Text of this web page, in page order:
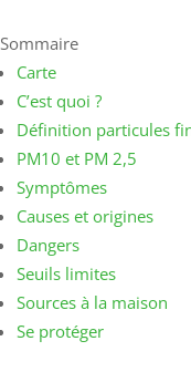
Sommaire
Carte
C’est quoi ?
Définition particules
PM10 et PM 2,5
Symptômes
Causes et origines
Dangers
Seuils limites
Sources à la maison
Se protéger